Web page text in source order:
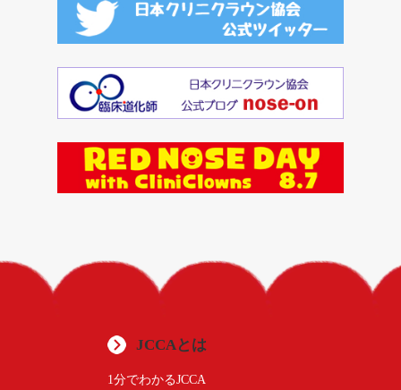
JCCAとは
1分でわかるJCCA